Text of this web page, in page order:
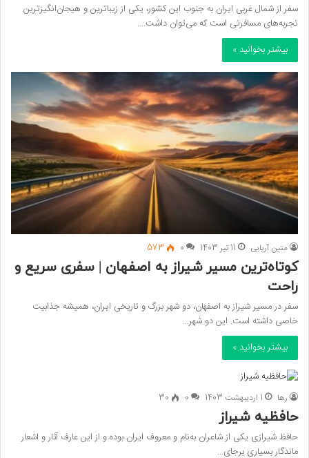
سفر از شمال غربی ایران به جنوب این کشور، یکی از زیباترین و هیجان‌انگیزترین
تجربه‌های مسافرتی است که می‌توان داشت.…
بیشتر بخوانید »
متین آریایی 11 تیر 1403 0
573
کوتاه‌ترین مسیر شیراز به اصفهان | سفری سریع و
راحت
سفر در مسیر شیراز به اصفهان، دو شهر بزرگ و تاریخی ایران، همیشه جذابیت
خاصی داشته است. این دو شهر…
بیشتر بخوانید »
رها 1 اردیبهشت 1403 0
30
حافظیه شیراز
حافظ شیرازی یکی از شاعران به‌نام و معروف ایران بوده و از این عارف آثار و اشعار
ماندگار بسیاری برجای…